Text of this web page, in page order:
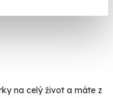
na celý život a máte z